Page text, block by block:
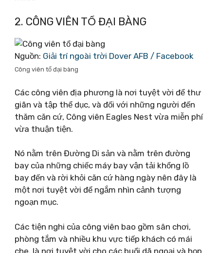
2. CÔNG VIÊN TỔ ĐẠI BÀNG
Nguồn: Giải trí ngoài trời Dover AFB / Facebook
Công viên tổ đại bàng
Các công viên địa phương là nơi tuyệt vời để thư
giãn và tập thể dục, và đối với những người đến
thăm căn cứ, Công viên Eagles Nest vừa miễn phí
vừa thuận tiện.
Nó nằm trên Đường Di sản và nằm trên đường
bay của những chiếc máy bay vận tải khổng lồ
bay đến và rời khỏi căn cứ hàng ngày nên đây là
một nơi tuyệt vời để ngắm nhìn cảnh tượng
ngoạn mục.
Các tiện nghi của công viên bao gồm sân chơi,
phòng tắm và nhiều khu vực tiếp khách có mái
che, là nơi tuyệt vời cho các buổi dã ngoại và họp